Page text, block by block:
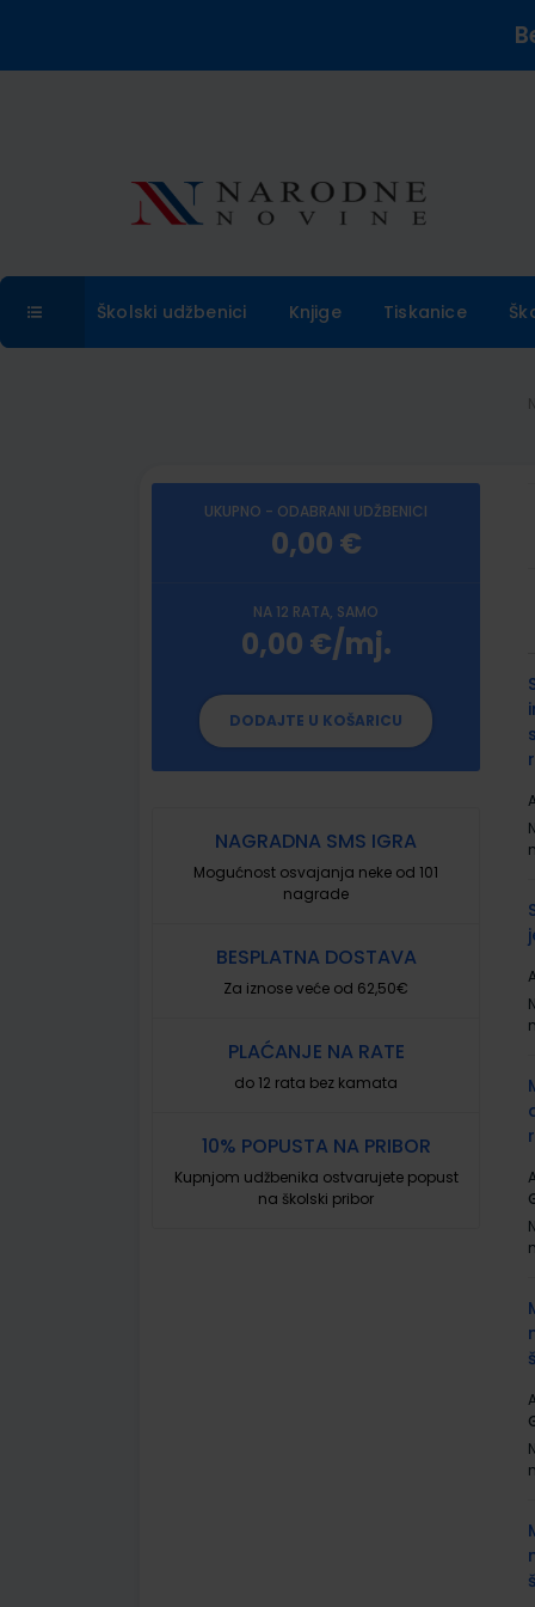
Školski udžbenici Knjige Tiskanice
UKUPNO - ODABRANI UDŽBENICI
0,00 €
NA 12 RATA, SAMO
0,00 €/mj.
DODAJTE U KOŠARICU
NAGRADNA SMS IGRA
Mogućnost osvajanja neke od 101
nagrade
BESPLATNA DOSTAVA
Za iznose veće od 62,50€
PLAĆANJE NA RATE
do 12 rata bez kamata
10% POPUSTA NA PRIBOR
Kupnjom udžbenika ostvarujete popust
na školski pribor